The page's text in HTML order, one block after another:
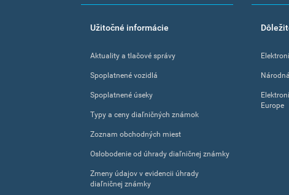
FooterUžitočné informácie
Aktuality a tlačové správy
Spoplatnené vozidlá
Spoplatnené úseky
Typy a ceny diaľničných známok
Zoznam obchodných miest
Oslobodenie od úhrady diaľničnej známky
Zmeny údajov v evidencii úhrady
diaľničnej známky
Europe